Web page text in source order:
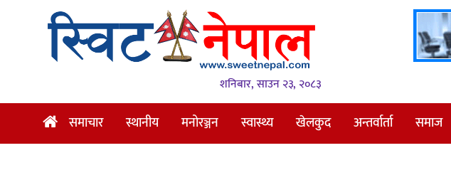
मनोरञ्जन
स्वास्थ्य
शनिबार, साउन २३, २०८३
समाचार स्थानीय मनोरञ्जन स्वास्थ्य खेलकुद अन्तर्वार्ता समाज